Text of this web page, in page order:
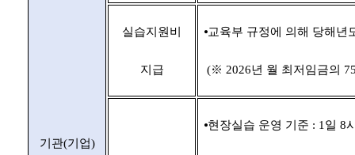
기관(기업)
실습지원비
지급
⦁교육부 규정에 의해 당해년
(※ 2026년 월 최저임금의
⦁현장실습 운영 기준 : 1 일 8